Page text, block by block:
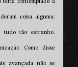
teria contemplado a
coisa alguma:
tudo tão estranho.
Como disse
avançada não se